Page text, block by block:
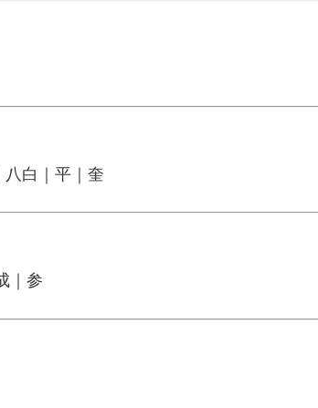
八白｜平｜奎
｜参